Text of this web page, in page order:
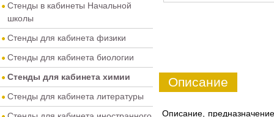
Стенды в кабинеты Начальной
школы
Стенды для кабинета физики
Стенды для кабинета биологии
Стенды для кабинета химии
Стенды для кабинета литературы
Описание
Описание,